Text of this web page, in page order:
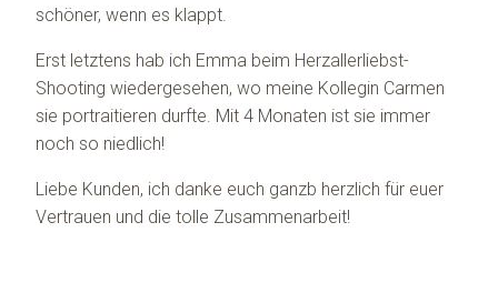
schöner, wenn es klappt.
Erst letztens hab ich Emma beim Herzallerliebst-
Shooting wiedergesehen, wo meine Kollegin Carmen
sie portraitieren durfte. Mit 4 Monaten ist sie immer
noch so niedlich!
Liebe Kunden, ich danke euch ganzb herzlich für euer
Vertrauen und die tolle Zusammenarbeit!